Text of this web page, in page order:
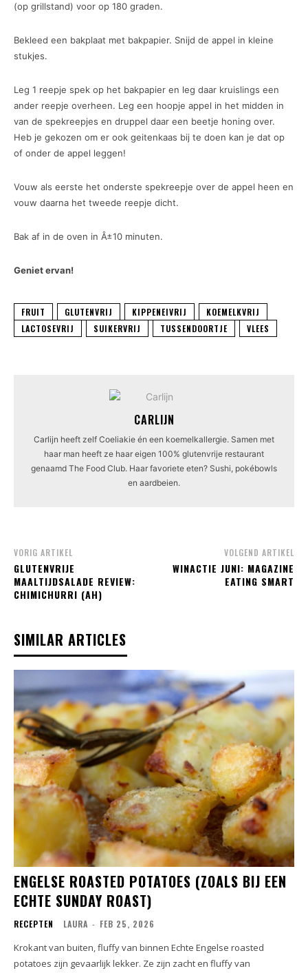
(op grillstand) voor op 180 graden.
Bekleed een bakplaat met bakpapier. Snijd de appel in kleine
stukjes.
Leg 1 reepje spek op het bakpapier en leg daar kruislings een
ander reepje overheen. Leg een hoopje appel in het midden in
van de spekreepjes en druppel daar een beetje honing over.
Heb je gekozen om er ook geitenkaas bij te doen kan je dat op
of onder de appel leggen!
Vouw als eerste het onderste spekreepje over de appel heen en
vouw daarna het tweede reepje dicht.
Bak af in de oven in Â±10 minuten.
Geniet ervan!
FRUIT GLUTENVRIJ KIPPENEIVRIJ
KOEMELKVRIJ
LACTOSEVRIJ
SUIKERVRIJ TUSSENDOORTJE VLEES
CARLIJN
Carlijn heeft zelf Coeliakie én een koemelkallergie. Samen met
haar man heeft ze haar eigen 100% glutenvrije restaurant
genaamd The Food Club. Haar favoriete eten? Sushi, pokébowls
en aardbeien.
VORIG ARTIKEL
GLUTENVRIJE
MAALTIJDSALADE REVIEW:
CHIMICHURRI (AH)
VOLGEND ARTIKEL
WINACTIE JUNI: MAGAZINE
EATING SMART
SIMILAR ARTICLES
ENGELSE ROASTED POTATOES (ZOALS BIJ EEN
ECHTE SUNDAY ROAST)
RECEPTEN LAURA - FEB 25, 2026
Krokant van buiten, fluffy van binnen Echte Engelse roasted
potatoes zijn gevaarlijk lekker. Ze zijn zacht en fluffy van